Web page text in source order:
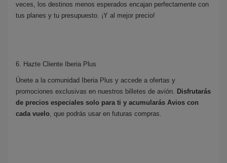
veces, los destinos menos esperados encajan perfectamente con
tus planes y tu presupuesto. ¡Y al mejor precio!
6. Hazte Cliente Iberia Plus
Únete a la comunidad Iberia Plus y accede a ofertas y
promociones exclusivas en nuestros billetes de avión.
Disfrutarás
de precios especiales solo para ti y acumularás Avios con
cada vuelo , que podrás usar en futuras compras.